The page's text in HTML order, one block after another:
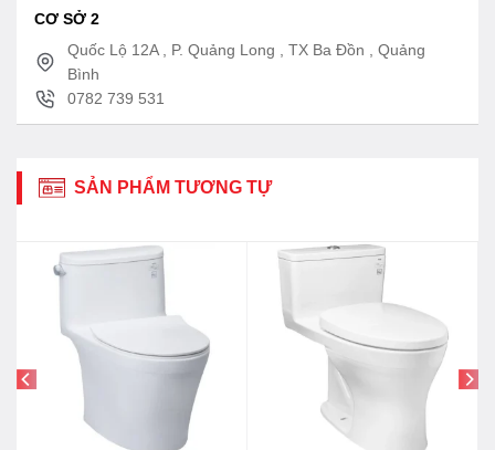
CƠ SỞ 2
Quốc Lộ 12A , P. Quảng Long , TX Ba Đồn , Quảng
Bình
0782 739 531
SẢN PHẨM TƯƠNG TỰ